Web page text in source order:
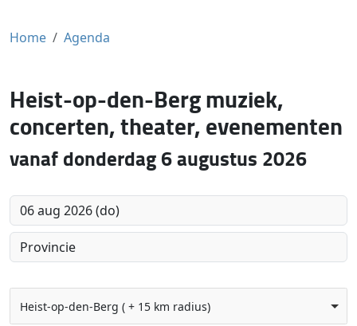
Home Agenda
Heist-op-den-Berg muziek,
concerten, theater, evenementen
vanaf donderdag 6 augustus 2026
Heist-op-den-Berg ( + 15 km radius)